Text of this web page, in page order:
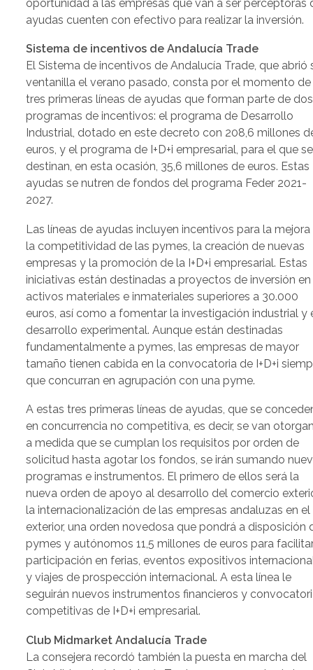
oportunidad a las empresas que van a ser perceptoras
ayudas cuenten con efectivo para realizar la inversión.
Sistema de incentivos de Andalucía Trade
El Sistema de incentivos de Andalucía Trade, que abrió
ventanilla el verano pasado, consta por el momento de
tres primeras líneas de ayudas que forman parte de dos
programas de incentivos: el programa de Desarrollo
Industrial, dotado en este decreto con 208,6 millones
euros, y el programa de I+D+i empresarial, para el que se
destinan, en esta ocasión, 35,6 millones de euros. Estas
ayudas se nutren de fondos del programa Feder 2021-
2027.
Las líneas de ayudas incluyen incentivos para la mejora
la competitividad de las pymes, la creación de nuevas
empresas y la promoción de la I+D+i empresarial. Estas
iniciativas están destinadas a proyectos de inversión en
activos materiales e inmateriales superiores a 30.000
euros, así como a fomentar la investigación industrial y
desarrollo experimental. Aunque están destinadas
fundamentalmente a pymes, las empresas de mayor
tamaño tienen cabida en la convocatoria de I+D+i
que concurran en agrupación con una pyme.
A estas tres primeras líneas de ayudas, que se
en concurrencia no competitiva, es decir, se van
a medida que se cumplan los requisitos por orden de
solicitud hasta agotar los fondos, se irán sumando
programas e instrumentos. El primero de ellos será la
nueva orden de apoyo al desarrollo del comercio
la internacionalización de las empresas andaluzas en el
exterior, una orden novedosa que pondrá a disposición
pymes y autónomos 11,5 millones de euros para
participación en ferias, eventos expositivos
y viajes de prospección internacional. A esta línea le
seguirán nuevos instrumentos financieros y
competitivas de I+D+i empresarial.
Club Midmarket Andalucía Trade
La consejera recordó también la puesta en marcha del